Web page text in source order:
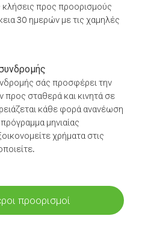
κλήσεις προς προορισμούς
30 ημερών με τις χαμηλές
σάς προσφέρει την
προς σταθερά και κινητά σε
κάθε φορά ανανέωση
μηνιαίας
χρήματα στις
προορισμοί